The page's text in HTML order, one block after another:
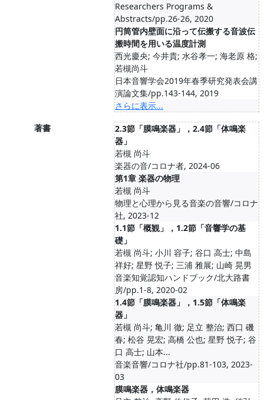
Researchers Programs &
Abstracts/pp.26-26, 2020
円筒管内壁面に沿って伝搬する音波伝
搬時間を用いる温度計測
西光慶央; 今井貴; 水谷孝一; 海老原 格;
若槻尚斗
日本音響学会2019年春季研究発表会講
演論文集/pp.143-144, 2019
さらに表示...
著書
2.3節「膜鳴楽器」，2.4節「体鳴楽
器」
若槻 尚斗
楽器の音/コロナ者, 2024-06
第1章 楽器の物理
若槻 尚斗
物理と心理から見る音楽の音響/コロナ
社, 2023-12
1.1節「概観」，1.2節「音響学の基
礎」
若槻 尚斗; 小川 容子; 谷口 高士; 中島
祥好; 星野 悦子; 三浦 雅展; 山崎 晃男
音楽知覚認知ハンドブック/北大路書
房/pp.1-8, 2020-02
1.4節「膜鳴楽器」，1.5節「体鳴楽
器」
若槻 尚斗; 亀川 徹; 足立 整治; 西口 磯
春; 松谷 晃宏; 高橋 公也; 星野 悦子; 谷
口 高士; 山本...
音楽音響/コロナ社/pp.81-103, 2023-
03
膜鳴楽器，体鳴楽器